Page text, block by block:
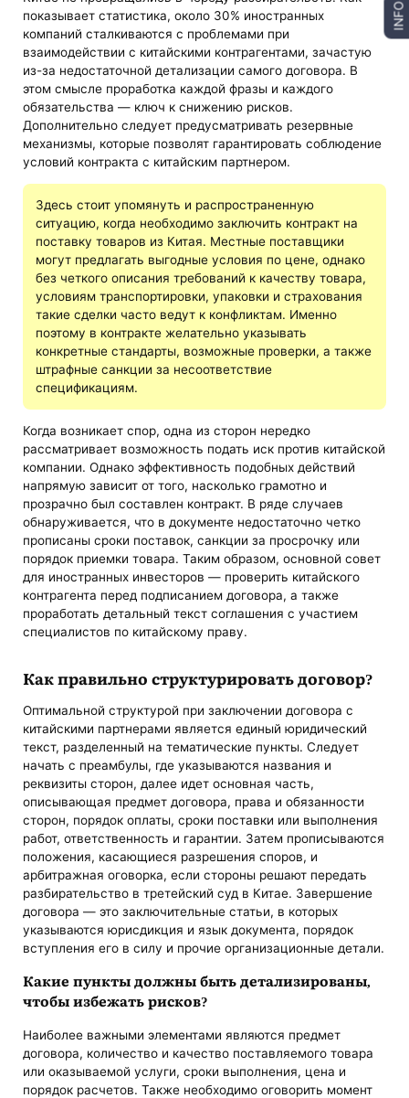
показывает статистика, около 30% иностранных
компаний сталкиваются с проблемами при
взаимодействии с китайскими контрагентами, зачастую
из-за недостаточной детализации самого договора. В
этом смысле проработка каждой фразы и каждого
обязательства — ключ к снижению рисков.
Дополнительно следует предусматривать резервные
механизмы, которые позволят гарантировать соблюдение
условий контракта с китайским партнером.
Здесь стоит упомянуть и распространенную
ситуацию, когда необходимо заключить контракт на
поставку товаров из Китая. Местные поставщики
могут предлагать выгодные условия по цене, однако
без четкого описания требований к качеству товара,
условиям транспортировки, упаковки и страхования
такие сделки часто ведут к конфликтам. Именно
поэтому в контракте желательно указывать
конкретные стандарты, возможные проверки, а также
штрафные санкции за несоответствие
спецификациям.
Когда возникает спор, одна из сторон нередко
рассматривает возможность подать иск против китайской
компании. Однако эффективность подобных действий
напрямую зависит от того, насколько грамотно и
прозрачно был составлен контракт. В ряде случаев
обнаруживается, что в документе недостаточно четко
прописаны сроки поставок, санкции за просрочку или
порядок приемки товара. Таким образом, основной совет
для иностранных инвесторов — проверить китайского
контрагента перед подписанием договора, а также
проработать детальный текст соглашения с участием
специалистов по китайскому праву.
Как правильно структурировать договор?
Оптимальной структурой при заключении договора с
китайскими партнерами является единый юридический
текст, разделенный на тематические пункты. Следует
начать с преамбулы, где указываются названия и
реквизиты сторон, далее идет основная часть,
описывающая предмет договора, права и обязанности
сторон, порядок оплаты, сроки поставки или выполнения
работ, ответственность и гарантии. Затем прописываются
положения, касающиеся разрешения споров, и
арбитражная оговорка, если стороны решают передать
разбирательство в третейский суд в Китае. Завершение
договора — это заключительные статьи, в которых
указываются юрисдикция и язык документа, порядок
вступления его в силу и прочие организационные детали.
Какие пункты должны быть детализированы,
чтобы избежать рисков?
Наиболее важными элементами являются предмет
договора, количество и качество поставляемого товара
или оказываемой услуги, сроки выполнения, цена и
порядок расчетов. Также необходимо оговорить момент
INFO